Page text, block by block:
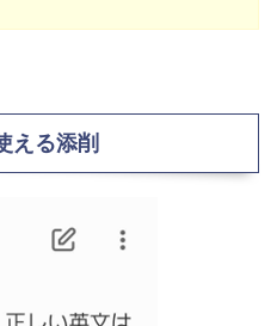
る添削